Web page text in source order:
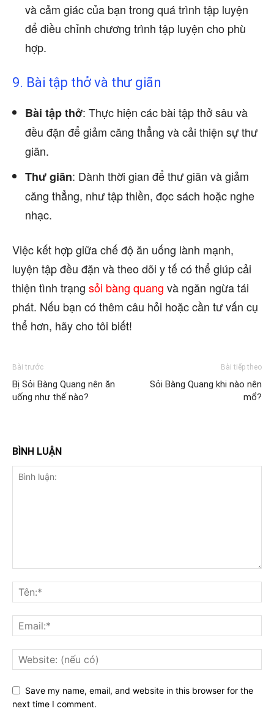
và cảm giác của bạn trong quá trình tập luyện
để điều chỉnh chương trình tập luyện cho phù
hợp.
9. Bài tập thở và thư giãn
Bài tập thở: Thực hiện các bài tập thở sâu và
đều đặn để giảm căng thẳng và cải thiện sự thư
giãn.
Thư giãn: Dành thời gian để thư giãn và giảm
căng thẳng, như tập thiền, đọc sách hoặc nghe
nhạc.
Việc kết hợp giữa chế độ ăn uống lành mạnh,
luyện tập đều đặn và theo dõi y tế có thể giúp cải
thiện tình trạng sỏi bàng quang và ngăn ngừa tái
phát. Nếu bạn có thêm câu hỏi hoặc cần tư vấn cụ
thể hơn, hãy cho tôi biết!
Bài trước
Bị Sỏi Bàng Quang nên ăn
uống như thế nào?
Bài tiếp theo
Sỏi Bàng Quang khi nào nên
mổ?
BÌNH LUẬN
Save my name, email, and website in this browser for the
next time I comment.